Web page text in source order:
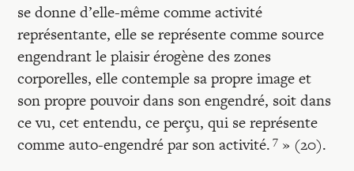
se donne d’elle-même comme activité
représentante, elle se représente comme source
engendrant le plaisir érogène des zones
corporelles, elle contemple sa propre image et
son propre pouvoir dans son engendré, soit dans
ce vu, cet entendu, ce perçu, qui se représente
comme auto-engendré par son activité.7 » (20).